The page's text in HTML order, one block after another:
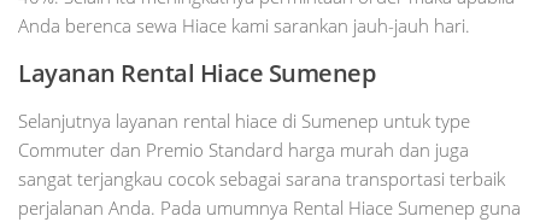
Anda berenca sewa Hiace kami sarankan jauh-jauh hari.
Layanan Rental Hiace Sumenep
Selanjutnya layanan rental hiace di Sumenep untuk type
Commuter dan Premio Standard harga murah dan juga
sangat terjangkau cocok sebagai sarana transportasi terbaik
perjalanan Anda. Pada umumnya Rental Hiace Sumenep guna